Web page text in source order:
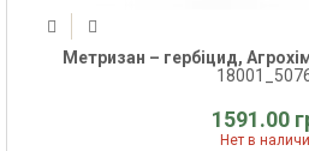
Метризан – гербіцид,
1591.00
Нет в